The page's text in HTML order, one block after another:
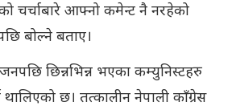
चर्चाबारे आफ्नो कमेन्ट नै नरहेको
बोल्ने बताए।
छिन्नभिन्न भएका कम्युनिस्टहरु
छ। तत्कालीन नेपाली काँग्रेस